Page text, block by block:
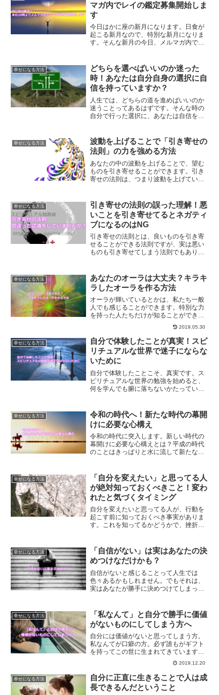
マガ内でレイの鑑定募集開始しま
す
今日はかに座の新月になります。日食が
起こる新月なので、特別な新月になりま
す。そんな新月の今日、メルマガ内でレ
きっかけなどについても書いていきま
す。
幸せになる方法
どちらを選べばいいのか迷った
時！あなたは自分自身の選択に自
信を持っていますか？
人生では、どちらの道を進めばいいのか
迷うことってあるはずです。そんな時の
自分で行った選択に、あなたは自信を持
ていきます。
幸せになる方法
波動を上げることで「引き寄せの
法則」の力を強める方法
あなたの中の波動を上げることで、望む
ものを引き寄せることができます。引き
寄せの法則は、つまり波動を上げていか
て、解説していきます。
幸せになる方法
引き寄せの法則の誤った理解！悪
いことを引き寄せてるとネガティ
ブになるのはNG
引き寄せの法則とは、良いものを引き寄
せることができる法則ですが、実は悪い
ものも引き寄せてしまう法則でもありま
幸せになる方法
あなたのオーラは大丈夫？キラキ
ラしたオーラを作る方法
オーラが輝いているとかは、私たち一般
人でも感じることができます。特別な力
を持った人たちだけが知ることができる
訳ではありません。今回は、キラキラし
たオーラを作る方法についてご紹介しま
す。
2019.05.30
幸せになる方法
自分で体験したことが真実！スピ
リチュアルな世界で迷子にならな
いために
自分で体験したことこそ、真実です。ス
ピリチュアルな世界の勉強を始めると、
何を学んでも腑に落ちないかたっている
してみると、真実に気づくことができる
はずです。
幸せになる方法
令和の時代へ！新たな時代の幕開
けに必要な心構え
令和の時代に突入します。新しい時代の
幕開けに必要な心構えとは？平成の時代
のことはきっぱりと水に流して新たな気
いてご紹介します。
幸せになる方法
「自分を変えたい」と思ってる人
が絶対知っておくべきこと！変わ
れたと気づくタイミング
自分を変えたいと思ってる人が、行動を
起こす前に知っておくべき事実がありま
す。これを知ってるかどうかで、挫折す
づくタイミングについて、ご紹介しま
す。
幸せになる方法
「自信がない」は実はあなたの決
めつけなだけかも？
自信がないと感じることって人生では
色々あるかもしれません。でもそれは、
実はあなたが勝手に決めつけてしまって
か？ご紹介していきます。
幸せになる方法
「私なんて」と自分で勝手に価値
がないものにしてしまう方へ
自分には価値がないと思ってしまう方。
私なんてが口癖の方。必ず誰もがギフト
を持ってこの世に生まれてきています。
どうすればギフトに気づけるようになる
のか？具体的に持って生まれたギフトに
気づけるようになる方法を解説します。
2019.12.20
幸せになる方法
自分に正直に生きることで人は成
長できるんだということ